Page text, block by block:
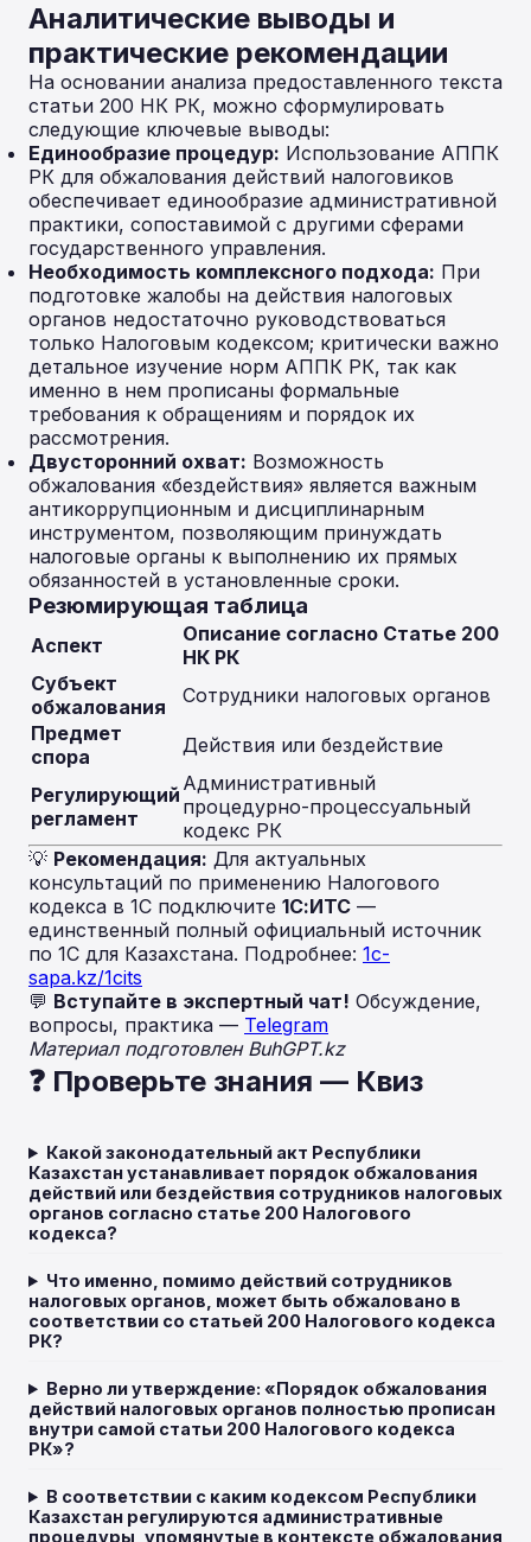
Аналитические выводы и
практические рекомендации
На основании анализа предоставленного текста
статьи 200 НК РК, можно сформулировать
следующие ключевые выводы:
Единообразие процедур: Использование АППК
РК для обжалования действий налоговиков
обеспечивает единообразие административной
практики, сопоставимой с другими сферами
государственного управления.
Необходимость комплексного подхода: При
подготовке жалобы на действия налоговых
органов недостаточно руководствоваться
только Налоговым кодексом; критически важно
детальное изучение норм АППК РК, так как
именно в нем прописаны формальные
требования к обращениям и порядок их
рассмотрения.
Двусторонний охват: Возможность
обжалования «бездействия» является важным
антикоррупционным и дисциплинарным
инструментом, позволяющим принуждать
налоговые органы к выполнению их прямых
обязанностей в установленные сроки.
Резюмирующая таблица
Аспект
Описание согласно Статье 200
НК РК
Субъект
обжалования
Сотрудники налоговых органов
Предмет
спора
Действия или бездействие
Регулирующий
регламент
Административный
процедурно-процессуальный
кодекс РК
💡 Рекомендация: Для актуальных
консультаций по применению Налогового
кодекса в 1С подключите 1С:ИТС —
единственный полный официальный источник
по 1С для Казахстана. Подробнее: 1c-
sapa.kz/1cits
💬 Вступайте в экспертный чат! Обсуждение,
вопросы, практика — Telegram
Материал подготовлен BuhGPT.kz
❓ Проверьте знания — Квиз
Какой законодательный акт Республики
Казахстан устанавливает порядок обжалования
действий или бездействия сотрудников налоговых
органов согласно статье 200 Налогового
кодекса?
Что именно, помимо действий сотрудников
налоговых органов, может быть обжаловано в
соответствии со статьей 200 Налогового кодекса
РК?
Верно ли утверждение: «Порядок обжалования
действий налоговых органов полностью прописан
внутри самой статьи 200 Налогового кодекса
РК»?
В соответствии с каким кодексом Республики
Казахстан регулируются административные
процедуры, упомянутые в контексте обжалования